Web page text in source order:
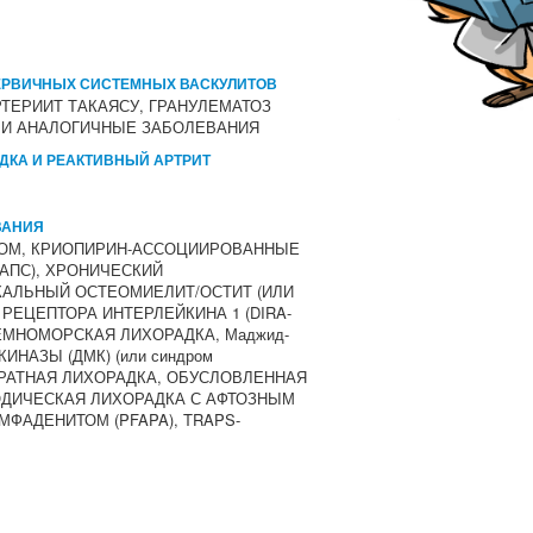
СИСТЕМНЫХ ВАСКУЛИТОВ
ТАКАЯСУ, ГРАНУЛЕМАТОЗ
АНАЛОГИЧНЫЕ ЗАБОЛЕВАНИЯ
И РЕАКТИВНЫЙ АРТРИТ
КРИОПИРИН-АССОЦИИРОВАННЫЕ
ХРОНИЧЕСКИЙ
ОСТЕОМИЕЛИТ/ОСТИТ (ИЛИ
ИНТЕРЛЕЙКИНА 1 (DIRA-
ЛИХОРАДКА, Маджид-
(ДМК) (или синдром
ЛИХОРАДКА, ОБУСЛОВЛЕННАЯ
ЛИХОРАДКА С АФТОЗНЫМ
(PFAPA), TRAPS-